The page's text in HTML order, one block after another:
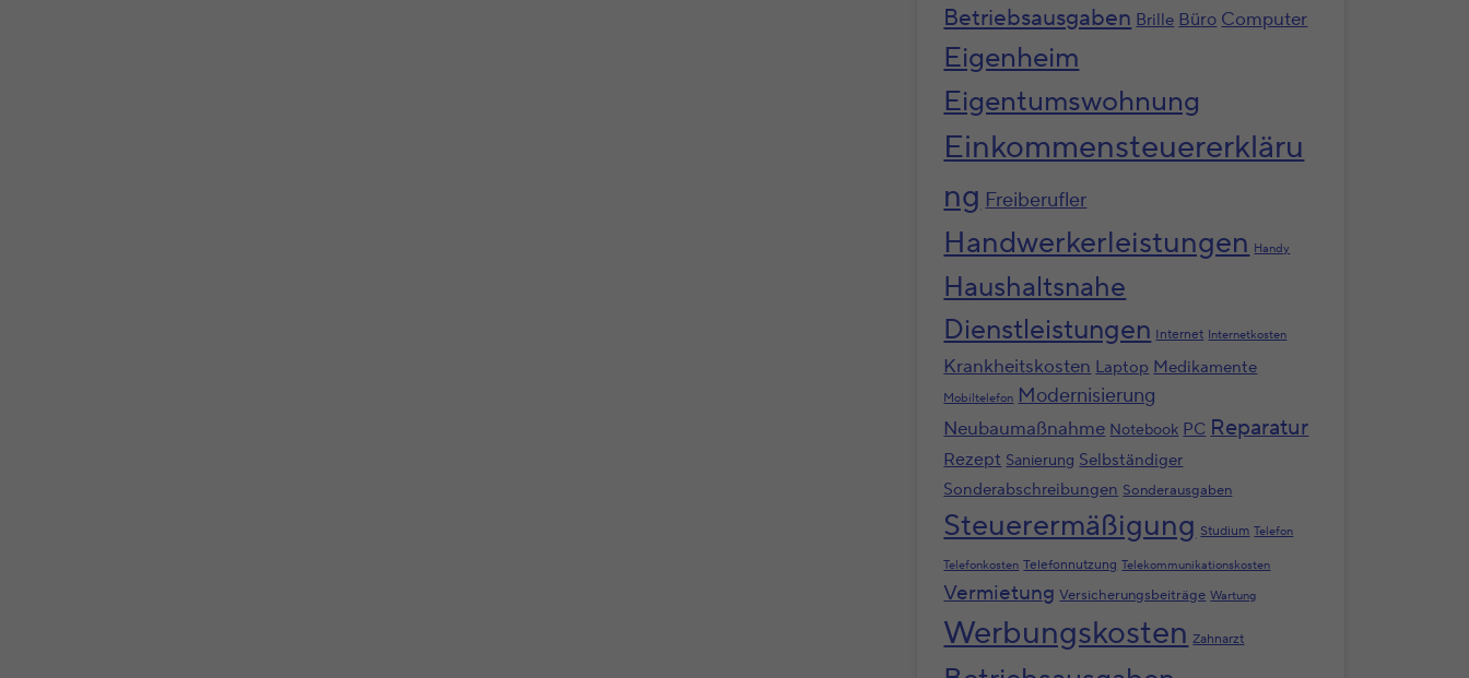
Betriebsausgaben Brille Büro Computer
Eigenheim
Eigentumswohnung
Einkommensteuererkläru
ng Freiberufler
Handwerkerleistungen Handy
Haushaltsnahe
Dienstleistungen Internet Internetkosten
Krankheitskosten Laptop Medikamente
Mobiltelefon Modernisierung
Neubaumaßnahme Notebook PC Reparatur
Rezept Sanierung Selbständiger
Sonderabschreibungen Sonderausgaben
Steuerermäßigung Studium Telefon
Telefonkosten Telefonnutzung Telekommunikationskosten
Vermietung Versicherungsbeiträge Wartung
Werbungskosten Zahnarzt